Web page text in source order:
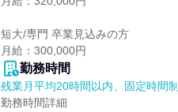
短大/専門 卒業見込みの方
月給：300,000円
勤務時間
残業月平均20時間以内、固定時間制
勤務時間詳細